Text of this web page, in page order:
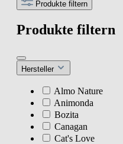
Produkte filtern
Produkte filtern
Hersteller
Almo Nature
Animonda
Bozita
Canagan
Cat's Love